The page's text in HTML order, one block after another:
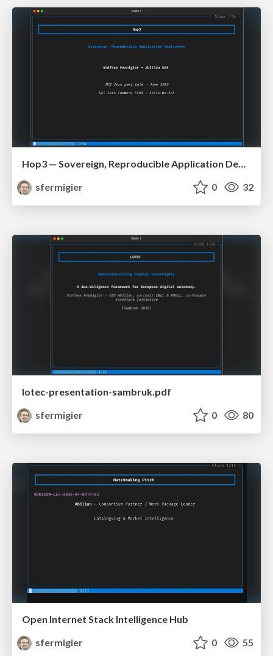
Hop3 — Sovereign, Reproducible Application Deployment (NGI ZAPP / OS2Con 2026)
sfermigier
0 32
lotec-presentation-sambruk.pdf
sfermigier
0 80
Open Internet Stack Intelligence Hub
sfermigier
0 55